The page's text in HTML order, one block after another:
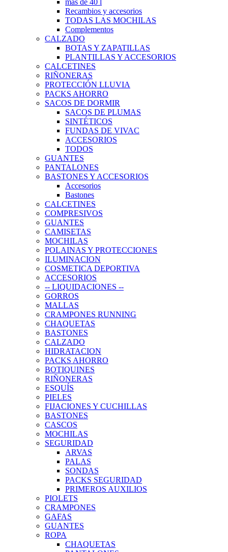
más de 40 l
Recambios y accesorios
TODAS LAS MOCHILAS
Complementos
CALZADO
BOTAS Y ZAPATILLAS
PLANTILLAS Y ACCESORIOS
CALCETINES
RIÑONERAS
PROTECCIÓN LLUVIA
PACKS AHORRO
SACOS DE DORMIR
SACOS DE PLUMAS
SINTÉTICOS
FUNDAS DE VIVAC
ACCESORIOS
TODOS
GUANTES
PANTALONES
BASTONES Y ACCESORIOS
Accesorios
Bastones
CALCETINES
COMPRESIVOS
GUANTES
CAMISETAS
MOCHILAS
POLAINAS Y PROTECCIONES
ILUMINACION
COSMETICA DEPORTIVA
ACCESORIOS
-- LIQUIDACIONES --
GORROS
MALLAS
CRAMPONES RUNNING
CHAQUETAS
BASTONES
CALZADO
HIDRATACION
PACKS AHORRO
BOTIQUINES
RIÑONERAS
ESQUÍS
PIELES
FIJACIONES Y CUCHILLAS
BASTONES
CASCOS
MOCHILAS
SEGURIDAD
ARVAS
PALAS
SONDAS
PACKS SEGURIDAD
PRIMEROS AUXILIOS
PIOLETS
CRAMPONES
GAFAS
GUANTES
ROPA
CHAQUETAS